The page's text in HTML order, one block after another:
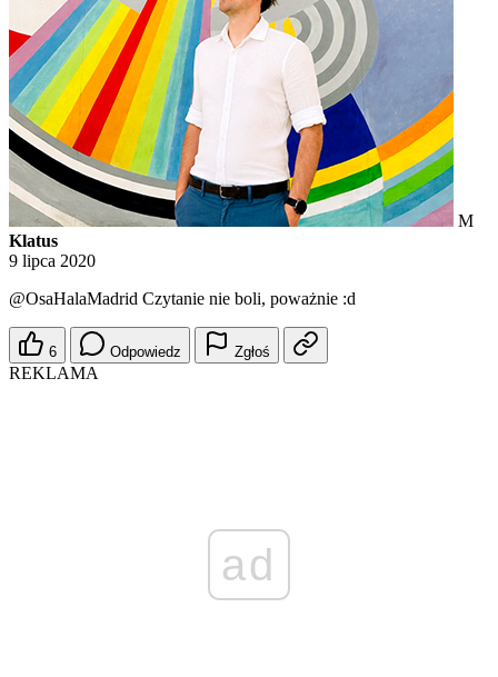
M
Klatus
9 lipca 2020
@OsaHalaMadrid Czytanie nie boli, poważnie :d
6 Odpowiedz Zgłoś
REKLAMA
ad